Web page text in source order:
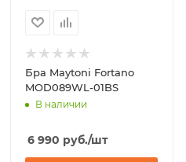
Бра Maytoni Fortano
MOD089WL-01BS
В наличии
6 990 руб./шт